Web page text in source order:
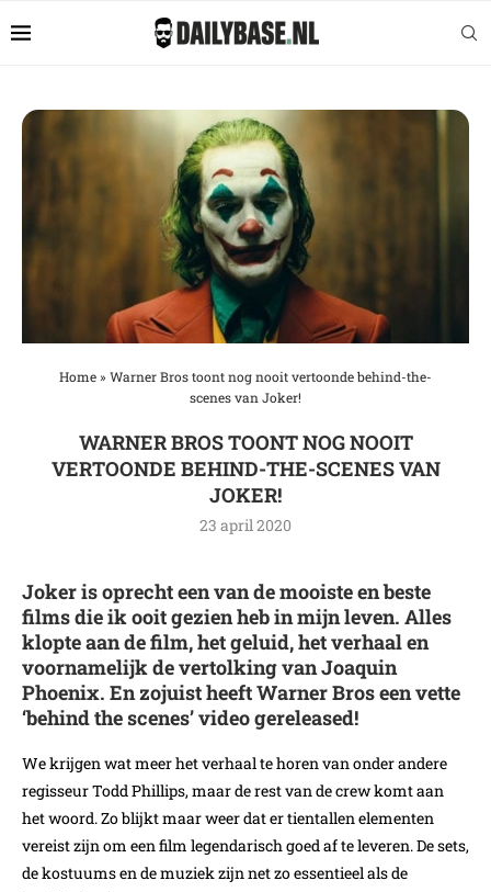
Home» Warner Bros toont nog nooit vertoonde behind-the-
scenes van Joker!
WARNER BROS TOONT NOG NOOIT
VERTOONDE BEHIND-THE-SCENES VAN
JOKER!
23 april 2020
Joker is oprecht een van de mooiste en beste
films die ik ooit gezien heb in mijn leven. Alles
klopte aan de film, het geluid, het verhaal en
voornamelijk de vertolking van Joaquin
Phoenix. En zojuist heeft Warner Bros een vette
‘behind the scenes’ video gereleased!
We krijgen wat meer het verhaal te horen van onder andere
regisseur Todd Phillips, maar de rest van de crew komt aan
het woord. Zo blijkt maar weer dat er tientallen elementen
vereist zijn om een film legendarisch goed af te leveren. De sets,
de kostuums en de muziek zijn net zo essentieel als de